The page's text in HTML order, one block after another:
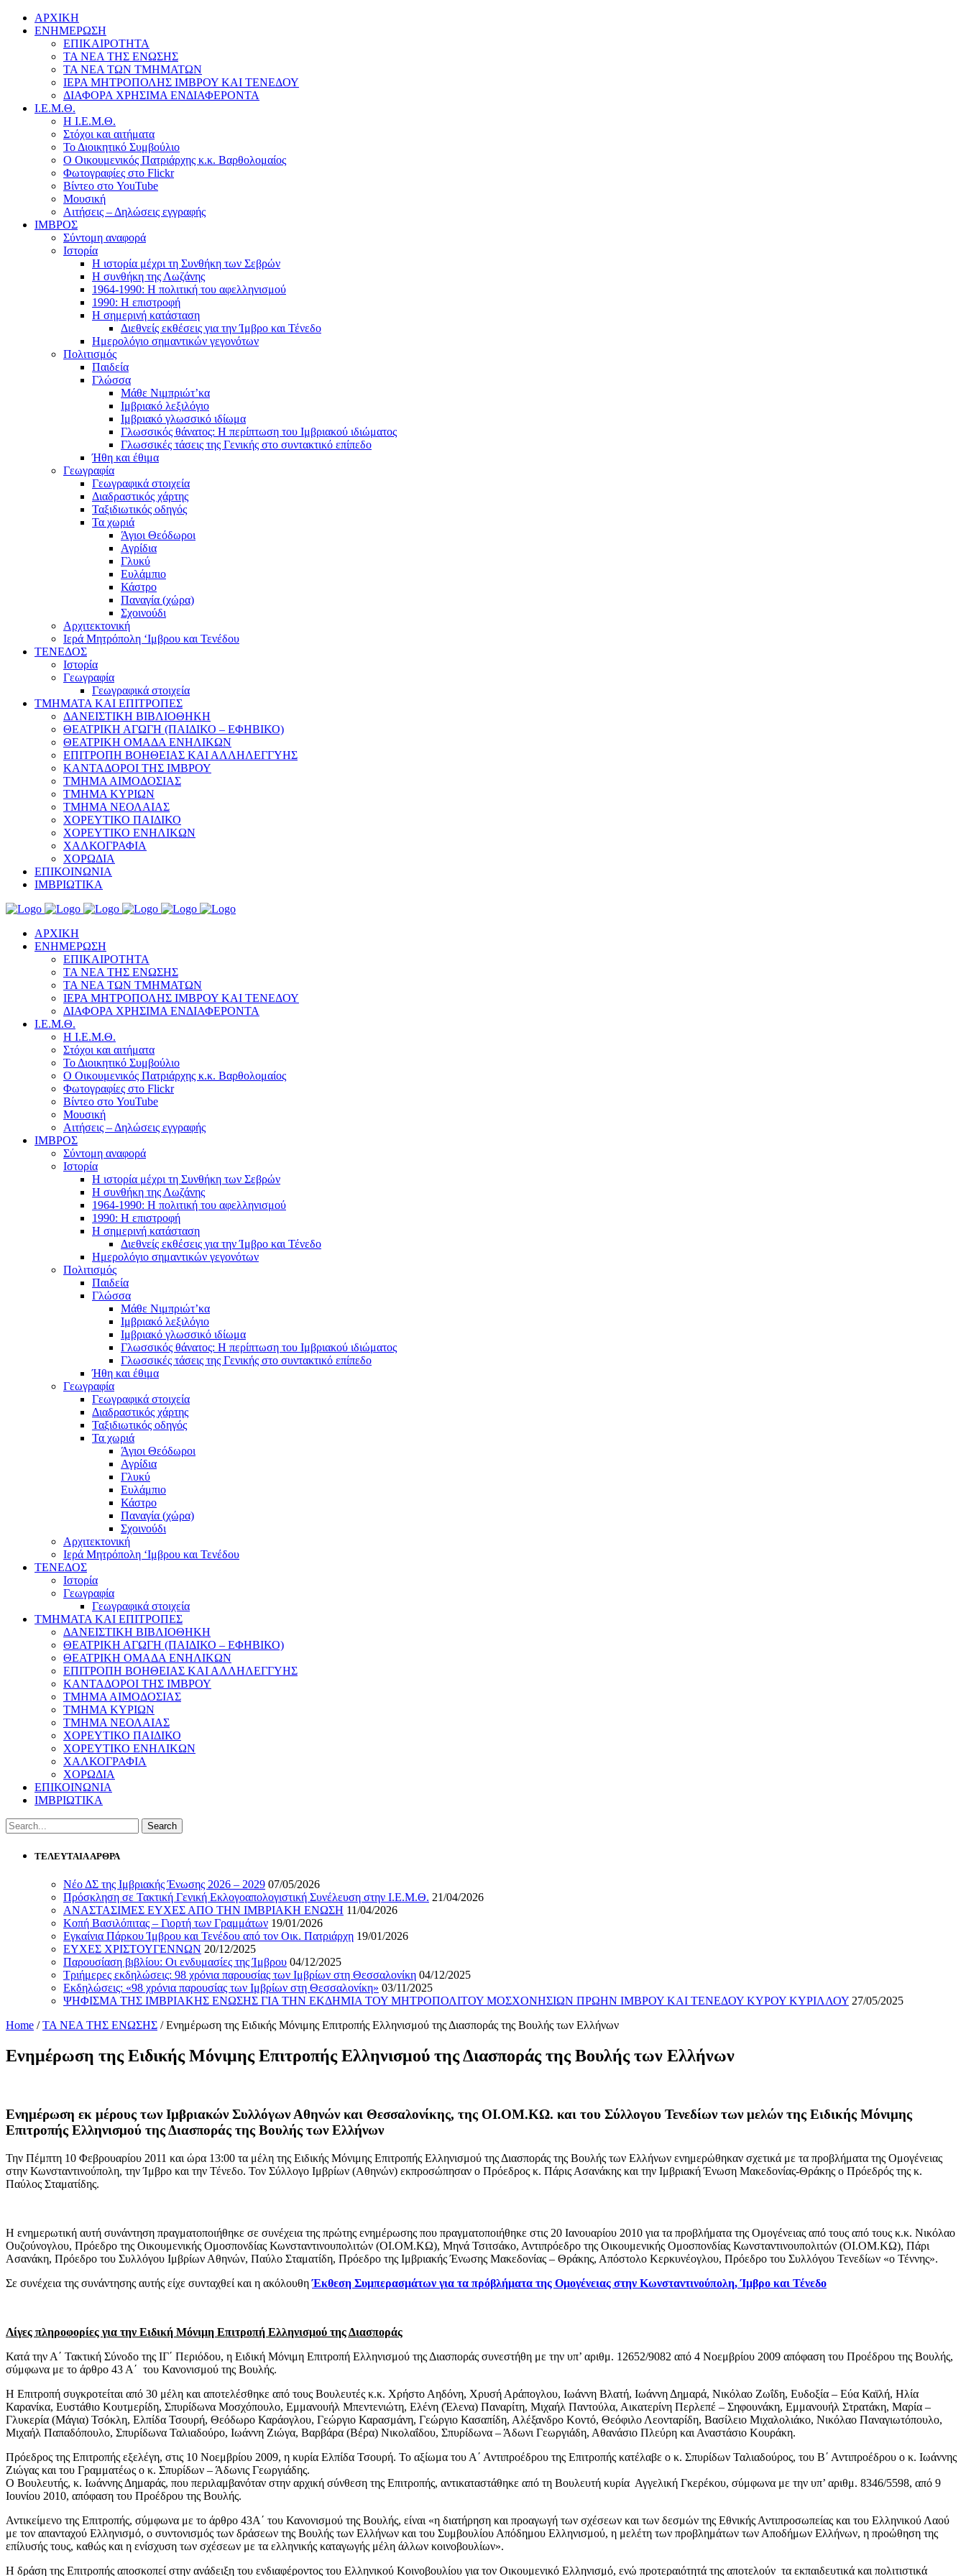
ΑΡΧΙΚΗ
ΕΝΗΜΕΡΩΣΗ
ΕΠΙΚΑΙΡΟΤΗΤΑ
ΤΑ ΝΕΑ ΤΗΣ ΕΝΩΣΗΣ
ΤΑ ΝΕΑ ΤΩΝ ΤΜΗΜΑΤΩΝ
ΙΕΡΑ ΜΗΤΡΟΠΟΛΗΣ ΙΜΒΡΟΥ ΚΑΙ ΤΕΝΕΔΟΥ
ΔΙΑΦΟΡΑ ΧΡΗΣΙΜΑ ΕΝΔΙΑΦΕΡΟΝΤΑ
Ι.Ε.Μ.Θ.
Η Ι.Ε.Μ.Θ.
Στόχοι και αιτήματα
Το Διοικητικό Συμβούλιο
Ο Οικουμενικός Πατριάρχης κ.κ. Βαρθολομαίος
Φωτογραφίες στο Flickr
Βίντεο στο YouTube
Μουσική
Αιτήσεις – Δηλώσεις εγγραφής
ΙΜΒΡΟΣ
Σύντομη αναφορά
Ιστορία
Η ιστορία μέχρι τη Συνθήκη των Σεβρών
Η συνθήκη της Λωζάνης
1964-1990: Η πολιτική του αφελληνισμού
1990: Η επιστροφή
Η σημερινή κατάσταση
Διεθνείς εκθέσεις για την Ίμβρο και Τένεδο
Ημερολόγιο σημαντικών γεγονότων
Πολιτισμός
Παιδεία
Γλώσσα
Μάθε Νιμπριώτ’κα
Ιμβριακό λεξιλόγιο
Ιμβριακό γλωσσικό ιδίωμα
Γλωσσικός θάνατος: Η περίπτωση του Ιμβριακού ιδιώματος
Γλωσσικές τάσεις της Γενικής στο συντακτικό επίπεδο
Ήθη και έθιμα
Γεωγραφία
Γεωγραφικά στοιχεία
Διαδραστικός χάρτης
Ταξιδιωτικός οδηγός
Τα χωριά
Άγιοι Θεόδωροι
Αγρίδια
Γλυκύ
Ευλάμπιο
Κάστρο
Παναγία (χώρα)
Σχοινούδι
Αρχιτεκτονική
Ιερά Μητρόπολη ‘Ιμβρου και Τενέδου
ΤΕΝΕΔΟΣ
Ιστορία
Γεωγραφία
Γεωγραφικά στοιχεία
ΤΜΗΜΑΤΑ ΚΑΙ ΕΠΙΤΡΟΠΕΣ
ΔΑΝΕΙΣΤΙΚΗ ΒΙΒΛΙΟΘΗΚΗ
ΘΕΑΤΡΙΚΗ ΑΓΩΓΗ (ΠΑΙΔΙΚΟ – ΕΦΗΒΙΚΟ)
ΘΕΑΤΡΙΚΗ ΟΜΑΔΑ ΕΝΗΛΙΚΩΝ
ΕΠΙΤΡΟΠΗ ΒΟΗΘΕΙΑΣ ΚΑΙ ΑΛΛΗΛΕΓΓΥΗΣ
ΚΑΝΤΑΔΟΡΟΙ ΤΗΣ ΙΜΒΡΟΥ
ΤΜΗΜΑ ΑΙΜΟΔΟΣΙΑΣ
ΤΜΗΜΑ ΚΥΡΙΩΝ
ΤΜΗΜΑ ΝΕΟΛΑΙΑΣ
ΧΟΡΕΥΤΙΚΟ ΠΑΙΔΙΚΟ
ΧΟΡΕΥΤΙΚΟ ΕΝΗΛΙΚΩΝ
ΧΑΛΚΟΓΡΑΦΙΑ
ΧΟΡΩΔΙΑ
ΕΠΙΚΟΙΝΩΝΙΑ
ΙΜΒΡΙΩΤΙΚΑ
ΑΡΧΙΚΗ
ΕΝΗΜΕΡΩΣΗ
ΕΠΙΚΑΙΡΟΤΗΤΑ
ΤΑ ΝΕΑ ΤΗΣ ΕΝΩΣΗΣ
ΤΑ ΝΕΑ ΤΩΝ ΤΜΗΜΑΤΩΝ
ΙΕΡΑ ΜΗΤΡΟΠΟΛΗΣ ΙΜΒΡΟΥ ΚΑΙ ΤΕΝΕΔΟΥ
ΔΙΑΦΟΡΑ ΧΡΗΣΙΜΑ ΕΝΔΙΑΦΕΡΟΝΤΑ
Ι.Ε.Μ.Θ.
Η Ι.Ε.Μ.Θ.
Στόχοι και αιτήματα
Το Διοικητικό Συμβούλιο
Ο Οικουμενικός Πατριάρχης κ.κ. Βαρθολομαίος
Φωτογραφίες στο Flickr
Βίντεο στο YouTube
Μουσική
Αιτήσεις – Δηλώσεις εγγραφής
ΙΜΒΡΟΣ
Σύντομη αναφορά
Ιστορία
Η ιστορία μέχρι τη Συνθήκη των Σεβρών
Η συνθήκη της Λωζάνης
1964-1990: Η πολιτική του αφελληνισμού
1990: Η επιστροφή
Η σημερινή κατάσταση
Διεθνείς εκθέσεις για την Ίμβρο και Τένεδο
Ημερολόγιο σημαντικών γεγονότων
Πολιτισμός
Παιδεία
Γλώσσα
Μάθε Νιμπριώτ’κα
Ιμβριακό λεξιλόγιο
Ιμβριακό γλωσσικό ιδίωμα
Γλωσσικός θάνατος: Η περίπτωση του Ιμβριακού ιδιώματος
Γλωσσικές τάσεις της Γενικής στο συντακτικό επίπεδο
Ήθη και έθιμα
Γεωγραφία
Γεωγραφικά στοιχεία
Διαδραστικός χάρτης
Ταξιδιωτικός οδηγός
Τα χωριά
Άγιοι Θεόδωροι
Αγρίδια
Γλυκύ
Ευλάμπιο
Κάστρο
Παναγία (χώρα)
Σχοινούδι
Αρχιτεκτονική
Ιερά Μητρόπολη ‘Ιμβρου και Τενέδου
ΤΕΝΕΔΟΣ
Ιστορία
Γεωγραφία
Γεωγραφικά στοιχεία
ΤΜΗΜΑΤΑ ΚΑΙ ΕΠΙΤΡΟΠΕΣ
ΔΑΝΕΙΣΤΙΚΗ ΒΙΒΛΙΟΘΗΚΗ
ΘΕΑΤΡΙΚΗ ΑΓΩΓΗ (ΠΑΙΔΙΚΟ – ΕΦΗΒΙΚΟ)
ΘΕΑΤΡΙΚΗ ΟΜΑΔΑ ΕΝΗΛΙΚΩΝ
ΕΠΙΤΡΟΠΗ ΒΟΗΘΕΙΑΣ ΚΑΙ ΑΛΛΗΛΕΓΓΥΗΣ
ΚΑΝΤΑΔΟΡΟΙ ΤΗΣ ΙΜΒΡΟΥ
ΤΜΗΜΑ ΑΙΜΟΔΟΣΙΑΣ
ΤΜΗΜΑ ΚΥΡΙΩΝ
ΤΜΗΜΑ ΝΕΟΛΑΙΑΣ
ΧΟΡΕΥΤΙΚΟ ΠΑΙΔΙΚΟ
ΧΟΡΕΥΤΙΚΟ ΕΝΗΛΙΚΩΝ
ΧΑΛΚΟΓΡΑΦΙΑ
ΧΟΡΩΔΙΑ
ΕΠΙΚΟΙΝΩΝΙΑ
ΙΜΒΡΙΩΤΙΚΑ
ΤΕΛΕΥΤΑΙΑ ΑΡΘΡΑ
Νέο ΔΣ της Ιμβριακής Ένωσης 2026 – 2029 07/05/2026
Πρόσκληση σε Τακτική Γενική Εκλογοαπολογιστική Συνέλευση στην Ι.Ε.Μ.Θ. 21/04/2026
ΑΝΑΣΤΑΣΙΜΕΣ ΕΥΧΕΣ ΑΠΟ ΤΗΝ ΙΜΒΡΙΑΚΗ ΕΝΩΣΗ 11/04/2026
Κοπή Βασιλόπιτας – Γιορτή των Γραμμάτων 19/01/2026
Εγκαίνια Πάρκου Ίμβρου και Τενέδου από τον Οικ. Πατριάρχη 19/01/2026
ΕΥΧΕΣ ΧΡΙΣΤΟΥΓΕΝΝΩΝ 20/12/2025
Παρουσίαση βιβλίου: Οι ενδυμασίες της Ίμβρου 04/12/2025
Τριήμερες εκδηλώσεις: 98 χρόνια παρουσίας των Ιμβρίων στη Θεσσαλονίκη 04/12/2025
Εκδηλώσεις: «98 χρόνια παρουσίας των Ιμβρίων στη Θεσσαλονίκη» 03/11/2025
ΨΗΦΙΣΜΑ ΤΗΣ ΙΜΒΡΙΑΚΗΣ ΕΝΩΣΗΣ ΓΙΑ ΤΗΝ ΕΚΔΗΜΙΑ ΤΟΥ ΜΗΤΡΟΠΟΛΙΤΟΥ ΜΟΣΧΟΝΗΣΙΩΝ ΠΡΩΗΝ ΙΜΒΡΟΥ ΚΑΙ ΤΕΝΕΔΟΥ ΚΥΡΟΥ ΚΥΡΙΛΛΟΥ 27/05/2025
Home /ΤΑ ΝΕΑ ΤΗΣ ΕΝΩΣΗΣ /Ενημέρωση της Ειδικής Μόνιμης Επιτροπής Ελληνισμού της Διασποράς της Βουλής των Ελλήνων
Ενημέρωση της Ειδικής Μόνιμης Επιτροπής Ελληνισμού της Διασποράς της Βουλής των Ελλήνων
Ενημέρωση εκ μέρους των Ιμβριακών Συλλόγων Αθηνών και Θεσσαλονίκης, της ΟΙ.ΟΜ.ΚΩ. και του Σύλλογου Τενεδίων των μελών της Ειδικής Μόνιμης
Επιτροπής Ελληνισμού της Διασποράς της Βουλής των Ελλήνων
Την Πέμπτη 10 Φεβρουαρίου 2011 και ώρα 13:00 τα μέλη της Ειδικής Μόνιμης Επιτροπής Ελληνισμού της Διασποράς της Βουλής των Ελλήνων ενημερώθηκαν σχετικά με τα προβλήματα της Ομογένειας
στην Κωνσταντινούπολη, την Ίμβρο και την Τένεδο. Τον Σύλλογο Ιμβρίων (Αθηνών) εκπροσώπησαν ο Πρόεδρος κ. Πάρις Ασανάκης και την Ιμβριακή Ένωση Μακεδονίας-Θράκης ο Πρόεδρός της κ.
Παύλος Σταματίδης.
Η ενημερωτική αυτή συνάντηση πραγματοποιήθηκε σε συνέχεια της πρώτης ενημέρωσης που πραγματοποιήθηκε στις 20 Ιανουαρίου 2010 για τα προβλήματα της Ομογένειας από τους από τους κ.κ. Νικόλαο
Ουζούνογλου, Πρόεδρο της Οικουμενικής Ομοσπονδίας Κωνσταντινουπολιτών (ΟΙ.ΟΜ.ΚΩ), Μηνά Τσιτσάκο, Αντιπρόεδρο της Οικουμενικής Ομοσπονδίας Κωνσταντινουπολιτών (ΟΙ.ΟΜ.ΚΩ), Πάρι
Ασανάκη, Πρόεδρο του Συλλόγου Ιμβρίων Αθηνών, Παύλο Σταματίδη, Πρόεδρο της Ιμβριακής Ένωσης Μακεδονίας – Θράκης, Απόστολο Κερκυνέογλου, Πρόεδρο του Συλλόγου Τενεδίων «ο Τέννης».
Σε συνέχεια της συνάντησης αυτής είχε συνταχθεί και η ακόλουθηΈκθεση Συμπερασμάτων για τα πρόβλήματα της Ομογένειας στην Κωνσταντινούπολη, Ίμβρο και Τένεδο
Λίγες πληροφορίες για την Ειδική Μόνιμη Επιτροπή Ελληνισμού της Διασποράς
Κατά την Α΄ Τακτική Σύνοδο της ΙΓ΄ Περιόδου, η Ειδική Μόνιμη Επιτροπή Ελληνισμού της Διασποράς συνεστήθη με την υπ’ αριθμ. 12652/9082 από 4 Νοεμβρίου 2009 απόφαση του Προέδρου της Βουλής,
σύμφωνα με το άρθρο 43 Α΄ του Κανονισμού της Βουλής.
Η Επιτροπή συγκροτείται από 30 μέλη και αποτελέσθηκε από τους Βουλευτές κ.κ. Χρήστο Αηδόνη, Χρυσή Αράπογλου, Ιωάννη Βλατή, Ιωάννη Δημαρά, Νικόλαο Ζωΐδη, Ευδοξία – Εύα Καϊλή, Ηλία
Καρανίκα, Ευστάθιο Κουτμερίδη, Σπυρίδωνα Μοσχόπουλο, Εμμανουήλ Μπεντενιώτη, Ελένη (Έλενα) Παναρίτη, Μιχαήλ Παντούλα, Αικατερίνη Περλεπέ – Σηφουνάκη, Εμμανουήλ Στρατάκη, Μαρία –
Γλυκερία (Μάγια) Τσόκλη, Ελπίδα Τσουρή, Θεόδωρο Καράογλου, Γεώργιο Καρασμάνη, Γεώργιο Κασαπίδη, Αλέξανδρο Κοντό, Θεόφιλο Λεονταρίδη, Βασίλειο Μιχαλολιάκο, Νικόλαο Παναγιωτόπουλο,
Μιχαήλ Παπαδόπουλο, Σπυρίδωνα Ταλιαδούρο, Ιωάννη Ζιώγα, Βαρβάρα (Βέρα) Νικολαΐδου, Σπυρίδωνα – Άδωνι Γεωργιάδη, Αθανάσιο Πλεύρη και Αναστάσιο Κουράκη.
Πρόεδρος της Επιτροπής εξελέγη, στις 10 Νοεμβρίου 2009, η κυρία Ελπίδα Τσουρή. Το αξίωμα του Α΄ Αντιπροέδρου της Επιτροπής κατέλαβε ο κ. Σπυρίδων Ταλιαδούρος, του Β΄ Αντιπροέδρου ο κ. Ιωάννης
Ζιώγας και του Γραμματέως ο κ. Σπυρίδων – Άδωνις Γεωργιάδης.
Ο Βουλευτής, κ. Ιωάννης Δημαράς, που περιλαμβανόταν στην αρχική σύνθεση της Επιτροπής, αντικαταστάθηκε από τη Βουλευτή κυρία Αγγελική Γκερέκου, σύμφωνα με την υπ’ αριθμ. 8346/5598, από 9
Ιουνίου 2010, απόφαση του Προέδρου της Βουλής.
Αντικείμενο της Επιτροπής, σύμφωνα με το άρθρο 43Α΄ του Κανονισμού της Βουλής, είναι «η διατήρηση και προαγωγή των σχέσεων και των δεσμών της Εθνικής Αντιπροσωπείας και του Ελληνικού Λαού
με τον απανταχού Ελληνισμό, ο συντονισμός των δράσεων της Βουλής των Ελλήνων και του Συμβουλίου Απόδημου Ελληνισμού, η μελέτη των προβλημάτων των Αποδήμων Ελλήνων, η προώθηση της
επίλυσής τους, καθώς και η ενίσχυση των σχέσεων με τα ελληνικής καταγωγής μέλη άλλων κοινοβουλίων».
Η δράση της Επιτροπής αποσκοπεί στην ανάδειξη του ενδιαφέροντος του Ελληνικού Κοινοβουλίου για τον Οικουμενικό Ελληνισμό, ενώ προτεραιότητά της αποτελούν τα εκπαιδευτικά και πολιτιστικά